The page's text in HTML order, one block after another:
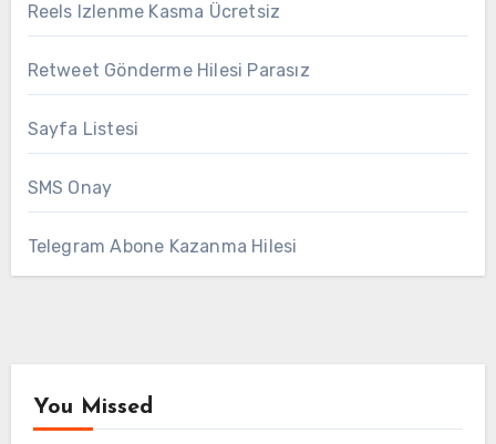
Reels Izlenme Kasma Ücretsiz
Retweet Gönderme Hilesi Parasız
Sayfa Listesi
SMS Onay
Telegram Abone Kazanma Hilesi
You Missed